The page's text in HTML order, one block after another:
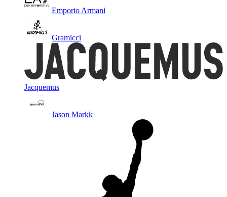
Emporio Armani
Gramicci
Jacquemus
Jason Markk